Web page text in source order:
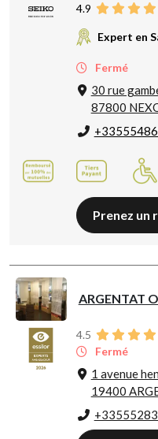
4.9
Expert en
Fermé
30 rue
87800
Prenez un
ARGENTAT
4.5
Fermé
1 avenue
19400